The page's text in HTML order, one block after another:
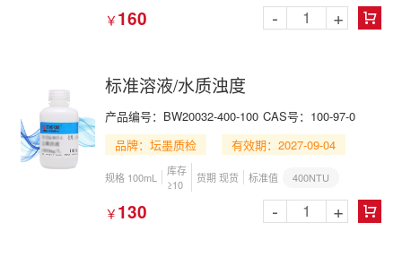
￥ 160 
- +
标准溶液/水质浊度
产品编号：BW20032-400-100 CAS号：100-97-0
品牌：坛墨质检
有效期：2027-09-04
规格 100mL
库存
≥10
货期 现货 标准值 400NTU
￥ 130 
- +